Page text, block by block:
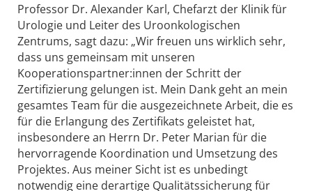
Professor Dr. Alexander Karl, Chefarzt der Klinik für
Urologie und Leiter des Uroonkologischen
Zentrums, sagt dazu: „Wir freuen uns wirklich sehr,
dass uns gemeinsam mit unseren
Kooperationspartner:innen der Schritt der
Zertifizierung gelungen ist. Mein Dank geht an mein
gesamtes Team für die ausgezeichnete Arbeit, die es
für die Erlangung des Zertifikats geleistet hat,
insbesondere an Herrn Dr. Peter Marian für die
hervorragende Koordination und Umsetzung des
Projektes. Aus meiner Sicht ist es unbedingt
notwendig eine derartige Qualitätssicherung für